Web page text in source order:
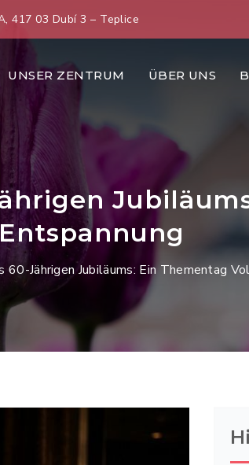
417 03 Dubí 3 – Teplice
UNSER ZENTRUM ÜBER UNS
60-Jährigen Jubiläums: Ein Thementag